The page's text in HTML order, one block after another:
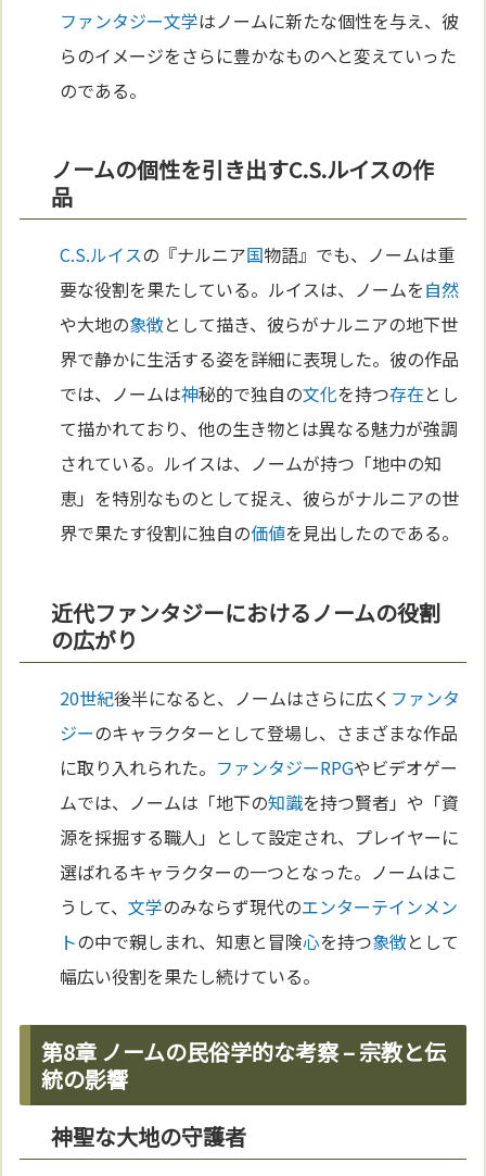
ファンタジー文学はノームに新たな個性を与え、彼
らのイメージをさらに豊かなものへと変えていった
のである。
ノームの個性を引き出すC.S.ルイスの作
品
C.S.ルイスの『ナルニア国物語』でも、ノームは重
要な役割を果たしている。ルイスは、ノームを自然
や大地の象徴として描き、彼らがナルニアの地下世
界で静かに生活する姿を詳細に表現した。彼の作品
では、ノームは神秘的で独自の文化を持つ存在とし
て描かれており、他の生き物とは異なる魅力が強調
されている。ルイスは、ノームが持つ「地中の知
恵」を特別なものとして捉え、彼らがナルニアの世
界で果たす役割に独自の価値を見出したのである。
近代ファンタジーにおけるノームの役割
の広がり
20世紀後半になると、ノームはさらに広く ファンタ
ジーのキャラクターとして登場し、さまざまな作品
に取り入れられた。 ファンタジーRPGやビデオゲー
ムでは、ノームは「地下の知識を持つ賢者」や「資
源を採掘する職人」として設定され、プレイヤーに
選ばれるキャラクターの一つとなった。ノームはこ
うして、文学のみならず現代のエンターテインメン
トの中で親しまれ、知恵と冒険心を持つ象徴として
幅広い役割を果たし続けている。
第8章 ノームの民俗学的な考察 – 宗教と伝
統の影響
神聖な大地の守護者